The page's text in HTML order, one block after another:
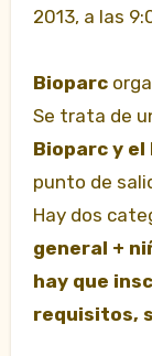
2013, a las
Bioparc
Se trata de
Bioparc y el
punto de
Hay dos
general +
hay que
requisitos,